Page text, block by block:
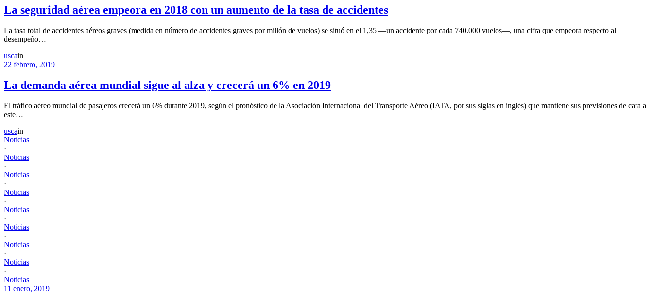
La seguridad aérea empeora en 2018 con un aumento de la tasa de accidentes
La tasa total de accidentes aéreos graves (medida en número de accidentes graves por millón de vuelos) se situó en el 1,35 —un accidente por cada 740.000 vuelos—, una cifra que empeora respecto al
desempeño…
uscain
22 febrero, 2019
La demanda aérea mundial sigue al alza y crecerá un 6% en 2019
El tráfico aéreo mundial de pasajeros crecerá un 6% durante 2019, según el pronóstico de la Asociación Internacional del Transporte Aéreo (IATA, por sus siglas en inglés) que mantiene sus previsiones de cara a
este…
uscain
Noticias
·
Noticias
·
Noticias
·
Noticias
·
Noticias
·
Noticias
·
Noticias
·
Noticias
·
Noticias
11 enero, 2019